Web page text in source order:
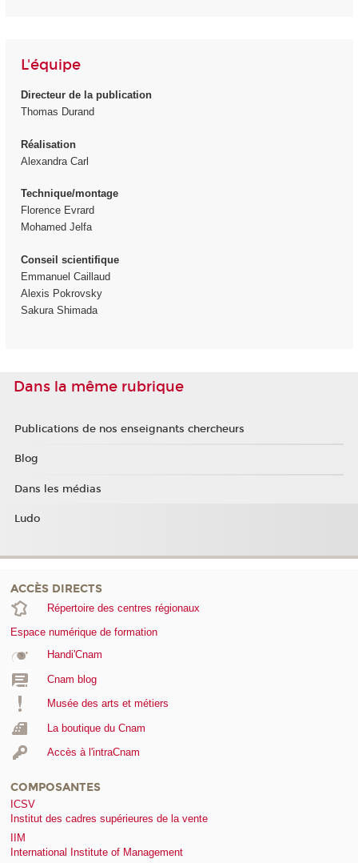
L'équipe
Directeur de la publication
Thomas Durand
Réalisation
Alexandra Carl
Technique/montage
Florence Evrard
Mohamed Jelfa
Conseil scientifique
Emmanuel Caillaud
Alexis Pokrovsky
Sakura Shimada
Dans la même rubrique
Publications de nos enseignants chercheurs
Blog
Dans les médias
Ludo
ACCÈS DIRECTS
Répertoire des centres régionaux
Espace numérique de formation
Handi'Cnam
Cnam blog
Musée des arts et métiers
La boutique du Cnam
Accès à l'intraCnam
COMPOSANTES
ICSV
Institut des cadres supérieures de la vente
IIM
International Institute of Management